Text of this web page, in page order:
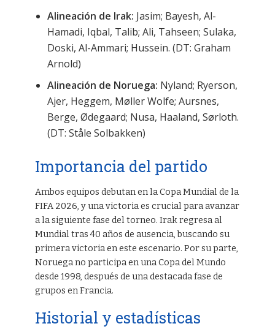
Alineación de Irak: Jasim; Bayesh, Al-
Hamadi, Iqbal, Talib; Ali, Tahseen; Sulaka,
Doski, Al-Ammari; Hussein. (DT: Graham
Arnold)
Alineación de Noruega: Nyland; Ryerson,
Ajer, Heggem, Møller Wolfe; Aursnes,
Berge, Ødegaard; Nusa, Haaland, Sørloth.
(DT: Ståle Solbakken)
Importancia del partido
Ambos equipos debutan en la Copa Mundial de la
FIFA 2026, y una victoria es crucial para avanzar
a la siguiente fase del torneo. Irak regresa al
Mundial tras 40 años de ausencia, buscando su
primera victoria en este escenario. Por su parte,
Noruega no participa en una Copa del Mundo
desde 1998, después de una destacada fase de
grupos en Francia.
Historial y estadísticas